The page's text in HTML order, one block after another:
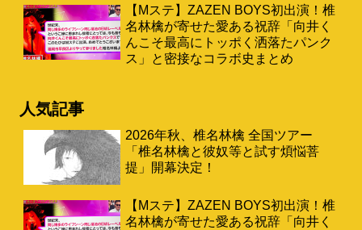
【Mステ】ZAZEN BOYS初出演！椎
名林檎が寄せた愛ある祝辞「向井く
んこそ最高にトッポく洒落たパンク
ス」と密接なコラボ史まとめ
人気記事
2026年秋、椎名林檎 全国ツアー
「椎名林檎と彼奴等と試す煩悩菩
提」開幕決定！
【Mステ】ZAZEN BOYS初出演！椎
名林檎が寄せた愛ある祝辞「向井く